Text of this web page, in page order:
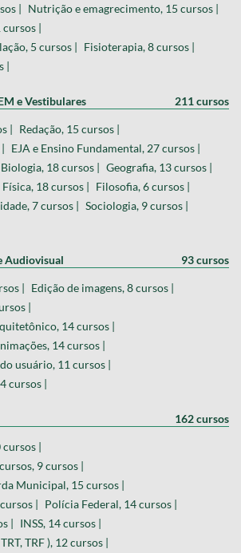
| Nutrição e emagrecimento, 15 cursos |
cursos |
5 cursos | Fisioterapia, 8 cursos |
|
e Vestibulares 211 cursos
| Redação, 15 cursos |
EJA e Ensino Fundamental, 27 cursos |
Biologia, 18 cursos | Geografia, 13 cursos |
Física, 18 cursos | Filosofia, 6 cursos |
7 cursos | Sociologia, 9 cursos |
Audiovisual 93 cursos
| Edição de imagens, 8 cursos |
|
14 cursos |
14 cursos |
usuário, 11 cursos |
cursos |
162 cursos
|
9 cursos |
Municipal, 15 cursos |
| Polícia Federal, 14 cursos |
| INSS, 14 cursos |
TRF ), 12 cursos |